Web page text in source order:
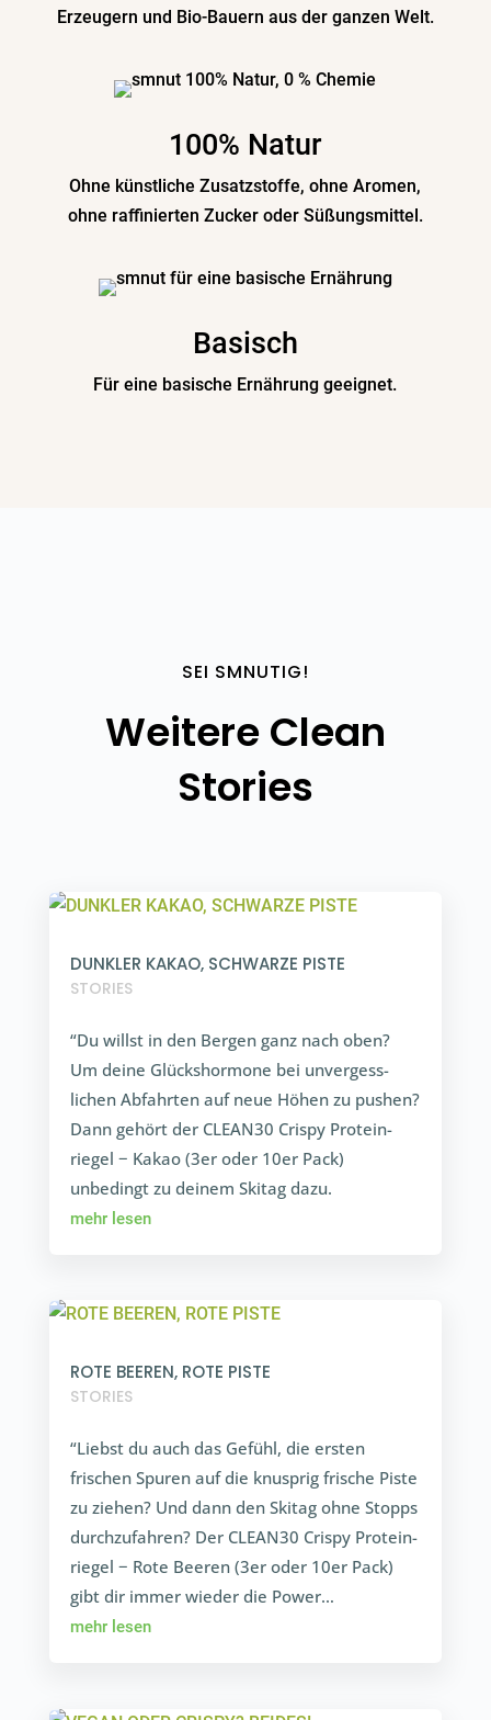
Erzeugern und Bio-Bauern aus der ganzen Welt.
100% Natur
Ohne künst­liche Zusatz­stoffe, ohne Aromen,
ohne raffi­nierten Zucker oder Süßungsmittel.
Basisch
Für eine basische Ernährung geeignet.
SEI SMNUTIG!
Weitere Clean
Stories
DUNKLER KAKAO, SCHWARZE PISTE
STORIES
“Du willst in den Bergen ganz nach oben?
Um deine Glücks­hormone bei unver­gess­
lichen Abfahrten auf neue Höhen zu pushen?
Dann gehört der CLEAN30 Crispy Prote­in­
riegel − Kakao (3er oder 10er Pack)
unbedingt zu deinem Skitag dazu.
mehr lesen
ROTE BEEREN, ROTE PISTE
STORIES
“Liebst du auch das Gefühl, die ersten
frischen Spuren auf die knusprig frische Piste
zu ziehen? Und dann den Skitag ohne Stopps
durch­zu­fahren? Der CLEAN30 Crispy Prote­in­
riegel − Rote Beeren (3er oder 10er Pack)
gibt dir immer wieder die Power…
mehr lesen